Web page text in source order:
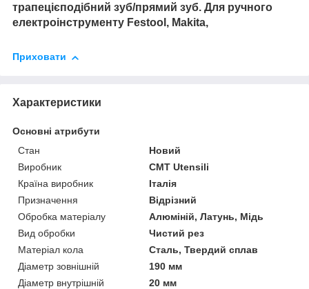
трапецієподібний зуб/прямий зуб. Для ручного
електроінструменту Festool, Makita,
Приховати
Характеристики
Основні атрибути
Стан
Новий
Виробник
CMT Utensili
Країна виробник
Італія
Призначення
Відрізний
Обробка матеріалу
Алюміній, Латунь, Мідь
Вид обробки
Чистий рез
Матеріал кола
Сталь, Твердий сплав
Діаметр зовнішній
190 мм
Діаметр внутрішній
20 мм